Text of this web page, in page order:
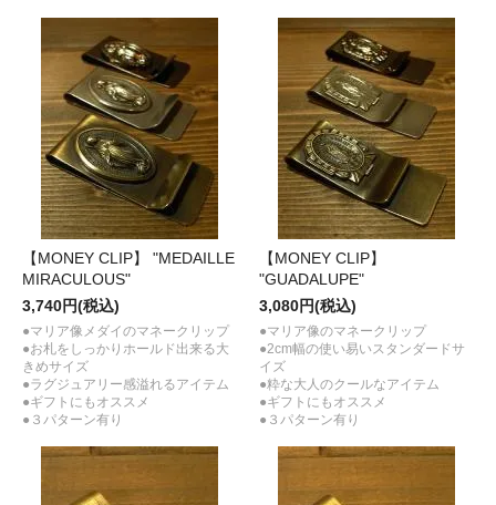
【MONEY CLIP】 "MEDAILLE
MIRACULOUS"
3,740円(税込)
●マリア像メダイのマネークリップ
●お札をしっかりホールド出来る大
きめサイズ
●ラグジュアリー感溢れるアイテム
●ギフトにもオススメ
●３パターン有り
【MONEY CLIP】
"GUADALUPE"
3,080円(税込)
●マリア像のマネークリップ
●2cm幅の使い易いスタンダードサ
イズ
●粋な大人のクールなアイテム
●ギフトにもオススメ
●３パターン有り